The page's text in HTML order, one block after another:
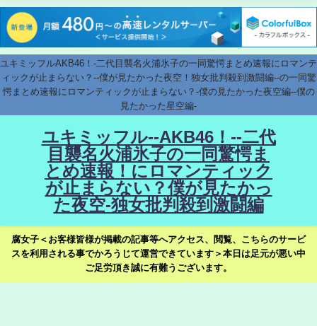
ユキミッフルAKB46！-二代目襲名火浦氷子の一同驚愕まとめ速報にロマンテ
ィックが止まらない？--僕が見たかった夜空！独女批判殺到激闘編--の一同驚
愕まとめ速報にロマンティックが止まらない？-僕の見たかった夜空編--僕の
見たかった星空編-
ユキミッフル--AKB46！--二代
目襲名火浦氷子の一同驚愕ま
とめ速報！にロマンティック
が止まらない？僕が見たかっ
た夜空-独女批判殺到激闘編
腐女子＜お客様皆様が掲載の記事等へアクセス、閲覧、こちらのサービ
スを利用される事でかろうじて運営できています＞本日は足元が悪い中
ご足労頂き誠に有難うございます。